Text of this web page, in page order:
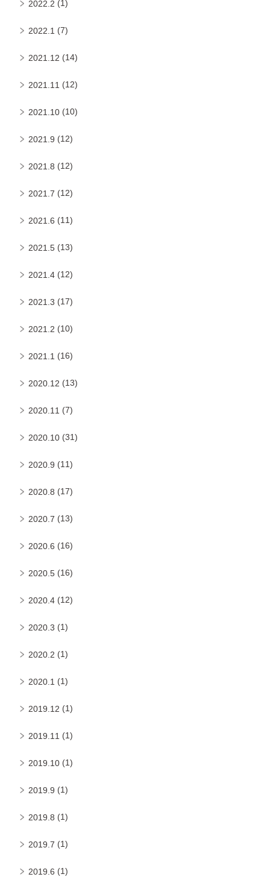
2022.2 (1)
2022.1 (7)
2021.12 (14)
2021.11 (12)
2021.10 (10)
2021.9 (12)
2021.8 (12)
2021.7 (12)
2021.6 (11)
2021.5 (13)
2021.4 (12)
2021.3 (17)
2021.2 (10)
2021.1 (16)
2020.12 (13)
2020.11 (7)
2020.10 (31)
2020.9 (11)
2020.8 (17)
2020.7 (13)
2020.6 (16)
2020.5 (16)
2020.4 (12)
2020.3 (1)
2020.2 (1)
2020.1 (1)
2019.12 (1)
2019.11 (1)
2019.10 (1)
2019.9 (1)
2019.8 (1)
2019.7 (1)
2019.6 (1)